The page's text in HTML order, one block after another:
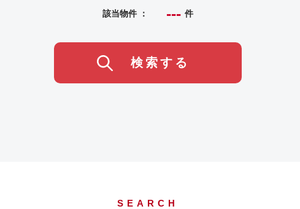
該当物件 ： --- 件
検索する
SEARCH